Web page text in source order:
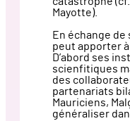
Mayotte).
En échange
peut apporter à
D’abord ses
scienfitiques
des
partenariats
Mauriciens,
généraliser